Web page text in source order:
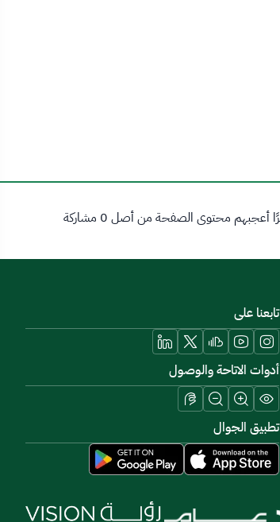
تابعنا على
أدوات الاتاحة والوصول
تطبيق الجوال